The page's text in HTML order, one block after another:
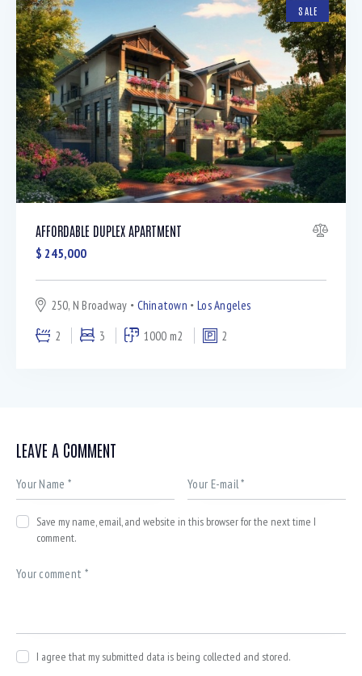
SALE
AFFORDABLE DUPLEX APARTMENT
$ 245,000
250, N Broadway Chinatown
Los Angeles
2
3 1000 m2 2
LEAVE A COMMENT
Save my name, email, and website in this browser for the next time I
comment.
I agree that my submitted data is being collected and stored.